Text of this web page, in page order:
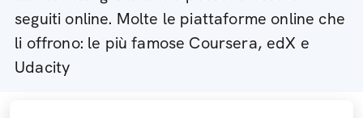
seguiti online. Molte le piattaforme online che
li offrono: le più famose Coursera, edX e
Udacity